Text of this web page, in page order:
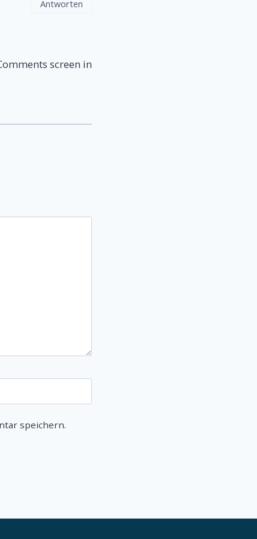
screen in
Antworten
speichern.